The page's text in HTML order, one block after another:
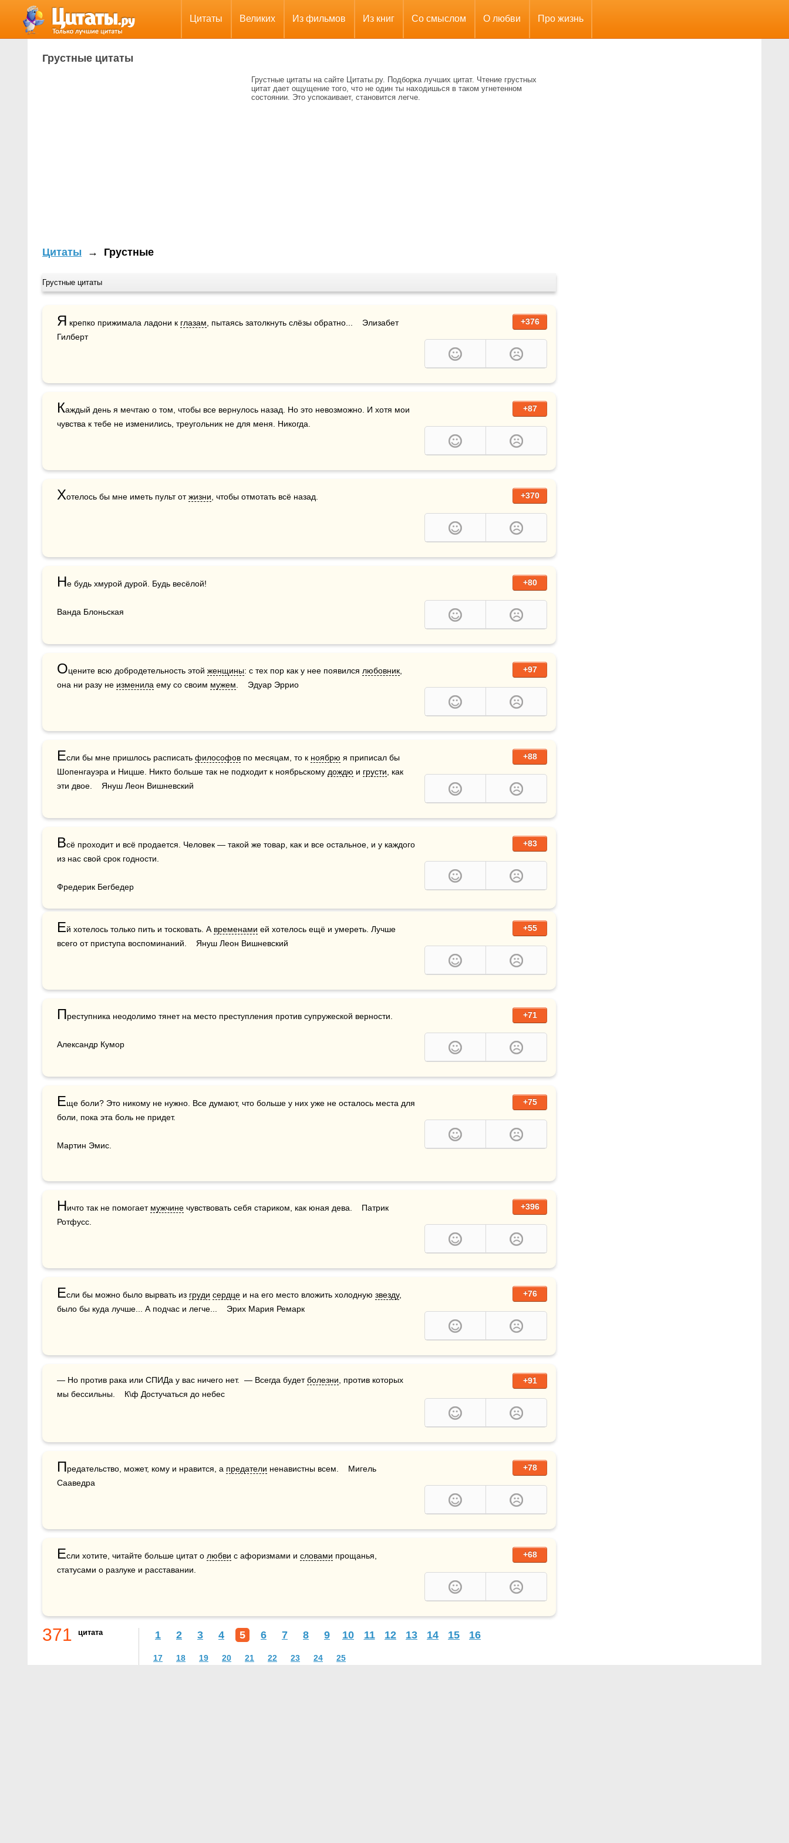
Цитаты Великих Из фильмов Из книг Со смыслом О любви Про жизнь
Грустные цитаты
Грустные цитаты на сайте Цитаты.ру. Подборка лучших цитат. Чтение грустных
цитат дает ощущение того, что не один ты находишься в таком угнетенном
состоянии. Это успокаивает, становится легче.
Цитаты → Грустные
Грустные цитаты
+376
Я крепко прижимала ладони к глазам , пытаясь затолкнуть слёзы обратно...    Элизабет
Гилберт
+87
Каждый день я мечтаю о том, чтобы все вернулось назад. Но это невозможно. И хотя мои
чувства к тебе не изменились, треугольник не для меня. Никогда.
+370
Хотелось бы мне иметь пульт от жизни , чтобы отмотать всё назад.
+80
Не будь хмурой дурой. Будь весёлой!
+97
Оцените всю добродетельность этой женщины: с тех пор как у нее появился любовник
она ни разу не изменила ему со своим мужем .    Эдуар Эррио
+88
Если бы мне пришлось расписать философов по месяцам, то к ноябрю я приписал бы
Шопенгауэра и Ницше. Никто больше так не подходит к ноябрьскому дождю и грусти , как
эти двое.    Януш Леон Вишневский
+83
Всё проходит и всё продается. Человек — такой же товар, как и все остальное, и у каждого
из нас свой срок годности.
Фредерик Бегбедер
+55
Ей хотелось только пить и тосковать. А временами ей хотелось ещё и умереть. Лучше
всего от приступа воспоминаний.    Януш Леон Вишневский
+71
Преступника неодолимо тянет на место преступления против супружеской верности.
Александр Кумор
+75
Еще боли? Это никому не нужно. Все думают, что больше у них уже не осталось места для
боли, пока эта боль не придет.
Мартин Эмис.
+396
Ничто так не помогает мужчине чувствовать себя стариком, как юная дева.    Патрик
Ротфусс.
+76
Если бы можно было вырвать из груди сердце и на его место вложить холодную звезду,
было бы куда лучше... А подчас и легче...    Эрих Мария Ремарк
+91
— Но против рака или СПИДа у вас ничего нет.  — Всегда будет болезни , против которых
мы бессильны.    К\ф Достучаться до небес
+78
Предательство, может, кому и нравится, а предатели ненавистны всем.    Мигель
Сааведра
+68
Если хотите, читайте больше цитат о любви с афоризмами и словами прощанья,
статусами о разлуке и расставании.
371 цитата 1 2 3 4 5 6 7 8 9 10 11 12 13 14 15 16
17 18 19 20 21 22 23 24 25